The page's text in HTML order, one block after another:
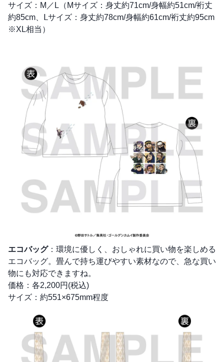
サイズ：M／L（Mサイズ：身丈約71cm/身幅約51cm/裄丈
約85cm、Ⅼサイズ：身丈約78cm/身幅約61cm/裄丈約95cm
※XL相当）
エコバッグ：環境に優しく、おしゃれに買い物を楽しめる
エコバッグ。畳んで持ち運びやすい素材なので、急な買い
物にも対応できますね。
価格：各2,200円(税込)
サイズ：約551×675mm程度